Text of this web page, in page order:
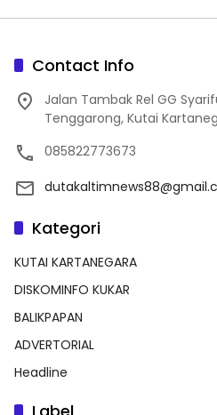
Contact Info
Jalan Tambak Rel GG
Tenggarong, Kutai
085822773673
Kategori
KUTAI KARTANEGARA
DISKOMINFO KUKAR
BALIKPAPAN
ADVERTORIAL
Headline